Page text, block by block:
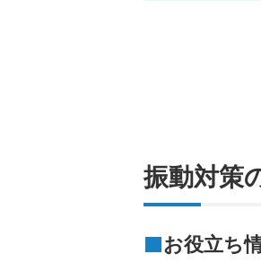
振動対策
お役立ち